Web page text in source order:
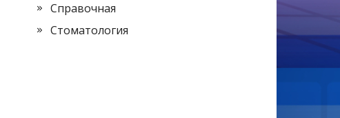
Справочная
Стоматология